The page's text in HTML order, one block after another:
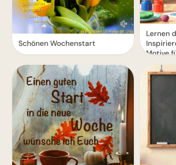
Schönen Wochenstart
Lernen
Motive